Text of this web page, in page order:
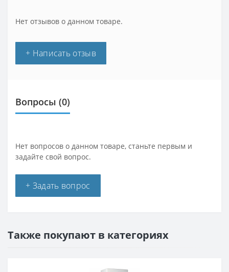
Нет отзывов о данном товаре.
+ Написать отзыв
Вопросы (0)
Нет вопросов о данном товаре, станьте первым и
задайте свой вопрос.
+ Задать вопрос
Также покупают в категориях